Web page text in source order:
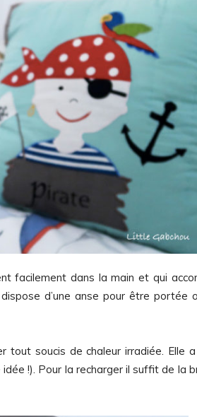
facilement dans la main et qui
d’une anse pour être portée
tout soucis de chaleur irradiée. Elle
!). Pour la recharger il suffit de la